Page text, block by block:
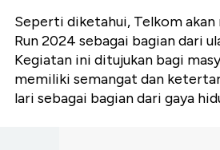
Seperti diketahui, Telkom akan
Run 2024 sebagai bagian dari
Kegiatan ini ditujukan bagi
memiliki semangat dan
lari sebagai bagian dari gaya